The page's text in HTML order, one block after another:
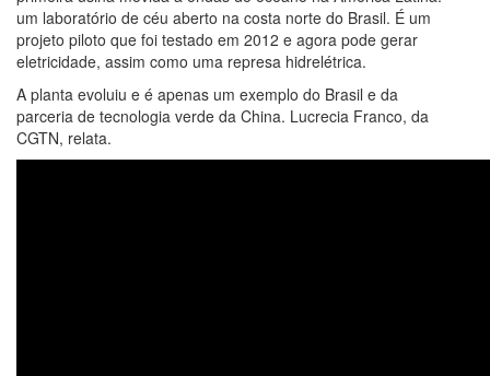
um laboratório de céu aberto na costa norte do Brasil. É um
projeto piloto que foi testado em 2012 e agora pode gerar
eletricidade, assim como uma represa hidrelétrica.
A planta evoluiu e é apenas um exemplo do Brasil e da
parceria de tecnologia verde da China. Lucrecia Franco, da
CGTN, relata.